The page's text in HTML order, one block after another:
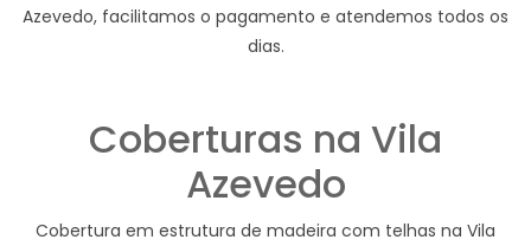
Azevedo, facilitamos o pagamento e atendemos todos os
dias.
Coberturas na Vila
Azevedo
Cobertura em estrutura de madeira com telhas na Vila